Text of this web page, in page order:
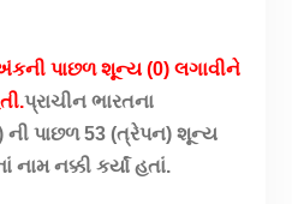
પાછળ શૂન્ય (0) લગાવીને
પ્રાચીન ભારતના
પાછળ 53 (ત્રેપન) શૂન્ય
નક્કી કર્યાં હતાં.